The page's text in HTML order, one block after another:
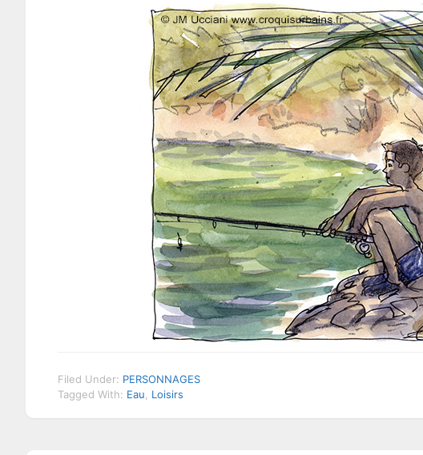
Filed Under: PERSONNAGES
Tagged With: Eau Loisirs